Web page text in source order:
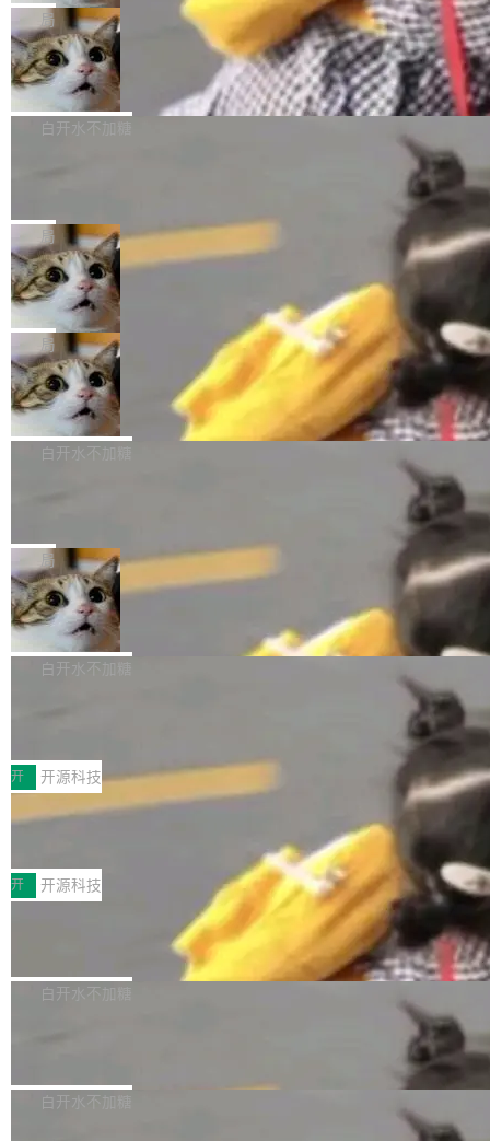
断从他嘴里说出来分量不同。Hugging Face 是
全球最大的开源 AI 平台，上面跑着上百万个模
型。谁在开源赛道上领先，...
aw 是 Shelley 的作者，一个开源 AI coding age
nt。他最近在博客上写了一篇文章，核心论点很
简单：开发者工具必须开源。 理由不是传统的自
由软件情怀，而是一个跟 AI agent 直接相关的
技术判断。 两行 prompt 就能个性化任何软件 C
会变成一场开源 Agent 生态的路演。 8月1日，
DeepSeek Harness 团队负责人崔添翼（tiany
i）在 X 上发帖： 「如果你是 Agent Harness 相
关开源项目的开发者，希望参加 DeepSeek Har
ness 的内测，可以回复或私信联系我。请附上
Harness 负责把能力落到真实环境中——调用工
具、读写文件、管理上下文、处理错误、完成闭
环。崔添翼招人的标...
局
商汤 SenseNova U1.5-Lite-Preview
开源
商汤科技宣布面向社区开源轻量级统一多模态模
型的预览版本 SenseNova U1.5-Lite-Preview。
理解、推理、生成与编辑，还仅以 8B-MoT 的轻
量大小，将能力推进到4K、更精细的真实质感、
更复杂的视觉控制和可持续迭代编辑。 相比 U
1，U1.5-Lite-Preview 在以下方向上带来了显著
提升： 原生支持4K图像生成； 更精细的局部纹
理、细节与真实世界质感； 更准确的中英文文字
生成与复杂版式组织； 更稳定的图...
白开水不加糖
nap。这次是 hwctl——一个用来检查 Ubuntu
硬件认证状态的命令行工具。 Canonical 工程师
Alan Griffiths 在邮件列表中说得很直白：「hwc
tl 是一个 Ubuntu 专有的包，它和它的依赖项都
是 Ubuntu 专有的，不会用在其他发行版上。」
所以 deb 版本的受众实际上为零。既然只有 Ub
untu 用户在用，那用 snap 打包就没什么可纠结
的。 从 deb 到 snap 的迁移路径 hwctl 是 rust-
hwlib 硬件 API 库的一部分，命令行工具负责查
局
Dario Amodei 担心新人来 Anthropic
只为金钱，不为使命
顶级 AI 研究员在两家公司之间来回跳，中间只
隔了几天。 Lilian Weng 上周刚宣布因健康原因
离开 Thinking Machines Lab，说自己作为联合
创始人的角色「太累了」。几天后，The Inform
ation 就曝出她将重回 OpenAI，负责递归自我
改进方向的研究。她是 Thinking Machines 过
一在人才争夺战中失血的公司。六月，Google
连失两员大将：Noam Shazeer 去了 Op...
局
FFmpeg 9.0 发布
FFmpeg 9.0 现已发布，包含多项改进。官方更
新日志列出的 9.0 版本主要更新内容如下： 扩
er HE-AAC 960 解码 (DAB+) transpose_cuda
filter 添加 AMF Frame Rate Converter (vf_frc
_amf) filter SMPTE 2094-50 元数据支持和直
通 ProRes RAW VideoToolbox 硬件加速器 AP
V ...
白开水不加糖
Code 在 X 上发帖：「DeepSeek Flash did 8T
tokens on August 1st. 5T of free usage + 3T
on OpenCode Go.」79.8 万次浏览，连带着 #
DeepSeek一天消耗了8万亿# 上了微博热搜——
注意这是 OpenCode 一家的消耗。 OpenCode
不完。」5T 来自免费额度，3T 来自 Go...
局
NetBSD 11.0 正式发布
NetBSD 11.0 现已正式发布，这是 NetBSD 操
作系统的第十八个主要版本。 自 NetBSD 10.1
ve JH71XX 的设备，例如 VisionFive 2、PINE
64 STAR64，以及 QEMU。 增强了对 POSIX.1
-2024 和 C23 编程接口标准的兼容性。 compat
_linux(8) 增强了对 Linux 系统调用的支持，包
括 epoll（围绕 kqueue 实现）、POSIX 消息队
列、...
白开水不加糖
案
享会在上海举办。鸿蒙生态的全场景智慧营销平
台鲸鸿动能协同华为游戏中心，面向游戏行业开
发者及生态伙伴，系统呈现了平台在游戏领域的
完整能力版图——从IAP高价值用户的全周期经
营、到IAA游戏的“买变一体”正循环、再到联运与
广告协同的全链路经营闭环，以及面向全球市场
的出海增长布局。 华为终端云业务商业化销售负
责人在开场致辞中表示，游戏开发者的核心诉求
已不再是“多一个投放渠道”，而是一套能够持续
高质量游戏...
开 开源科技
技嘉X3D系列再添新成员 B850 AORU
面向AMD Ryzen X3D处理器玩家，技嘉X3D系
列主板阵容迎来新成员——B850 AORUS ELITE
X3D。作为面向主流高性能平台打造的全新主板
产品，B850 AORUS ELITE X3D延续技嘉在X3
D平台优化上的技术积累，旨在为游戏玩家带来
更稳定、更高效的装机选择。 B850 AORUS ELI
式2.0，可根据不同使用场景释放处理器潜力，
开 开源科技
Zadig v5.0 发布：AI 发布专员与 AI 审
我们团队这几天最大的卡点不是 AI 写得不够
好，是 AI 写得太好了。 好到审查排期从两天的
过 1528 名开发者，85% 说 AI 把瓶颈从写代码
白开水不加糖
数据库，有一个图形后端。作为一个原生的 Gra
白开水不加糖